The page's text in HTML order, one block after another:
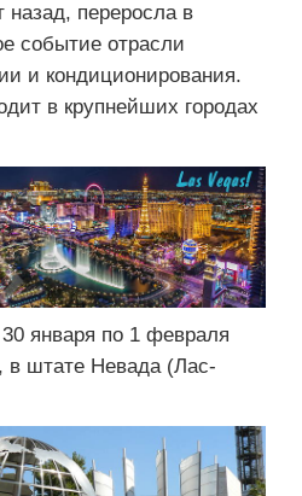
назад, переросла в
событие отрасли
и кондиционирования.
в крупнейших городах
января по 1 февраля
в штате Невада (Лас-